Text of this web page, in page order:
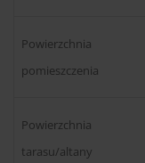
Powierzchnia
pomieszczenia
Powierzchnia
tarasu/altany